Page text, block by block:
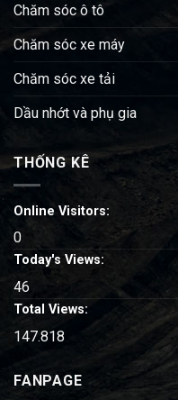
Chăm sóc ô tô
Chăm sóc xe máy
Chăm sóc xe tải
Dầu nhớt và phụ gia
THỐNG KÊ
Online Visitors:
0
Today's Views:
46
Total Views:
147.818
FANPAGE